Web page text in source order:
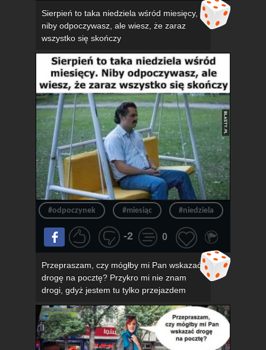
Sierpień to taka niedziela wśród miesięcy,
niby odpoczywasz, ale wiesz, że zaraz
wszystko się skończy
#odpoczynek #miesiąc #niedziela
-2 0
Przepraszam, czy mógłby mi Pan wskazać
drogę na pocztę? Przykro mi nie znam
drogi, gdyż jestem tu tylko przejazdem